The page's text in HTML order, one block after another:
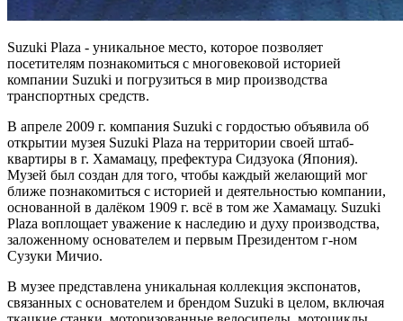
Suzuki Plaza - уникальное место, которое позволяет
посетителям познакомиться с многовековой историей
компании Suzuki и погрузиться в мир производства
транспортных средств.
В апреле 2009 г. компания Suzuki с гордостью объявила об
открытии музея Suzuki Plaza на территории своей штаб-
квартиры в г. Хамамацу, префектура Сидзуока (Япония).
Музей был создан для того, чтобы каждый желающий мог
ближе познакомиться с историей и деятельностью компании,
основанной в далёком 1909 г. всё в том же Хамамацу. Suzuki
Plaza воплощает уважение к наследию и духу производства,
заложенному основателем и первым Президентом г-ном
Сузуки Мичио.
В музее представлена уникальная коллекция экспонатов,
связанных с основателем и брендом Suzuki в целом, включая